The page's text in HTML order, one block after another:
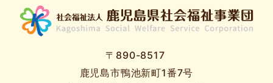
〒890-8517
鹿児島市鴨池新町1番7号